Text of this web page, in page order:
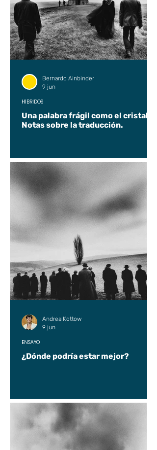
Una palabra frágil como el cristal.
Notas sobre la traducción.
HÍBRIDOS
Bernardo Ainbinder
9 jun
¿Dónde podría estar mejor?
ENSAYO
Andrea Kottow
9 jun